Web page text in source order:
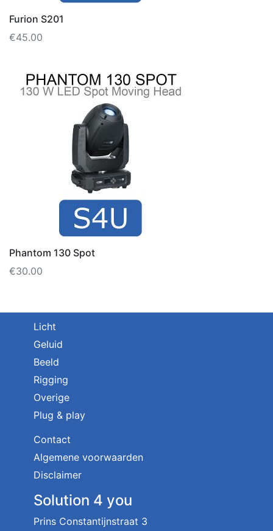
Furion S201
€45.00
Phantom 130 Spot
€30.00
Licht
Geluid
Beeld
Rigging
Overige
Plug & play
Contact
Algemene voorwaarden
Disclaimer
Solution 4 you
Prins Constantijnstraat 3